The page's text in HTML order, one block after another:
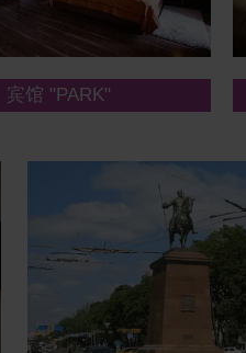
宾馆 "PARK"